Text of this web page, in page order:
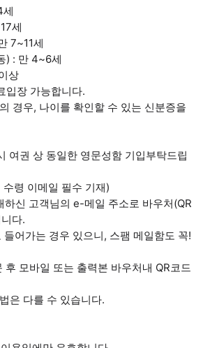
세
7~11세
) : 만 4~6세
상
입장 가능합니다.
경우, 나이를 확인할 수 있는 신분증을
여권 상 동일한 영문성함 기입부탁드립
수령 이메일 필수 기재)
하신 고객님의 e-메일 주소로 바우처(QR
다.
어가는 경우 있으니, 스팸 메일함도 꼭!
후 모바일 또는 출력본 바우처내 QR코드
은 다를 수 있습니다.